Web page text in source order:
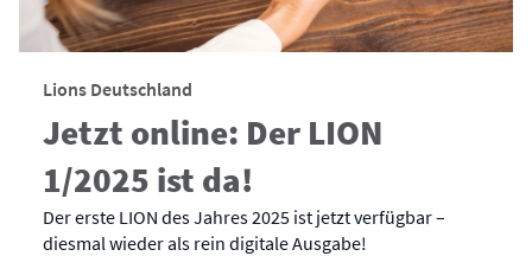
Lions Deutschland
Jetzt online: Der LION
1/2025 ist da!
Der erste LION des Jahres 2025 ist jetzt verfügbar –
diesmal wieder als rein digitale Ausgabe!